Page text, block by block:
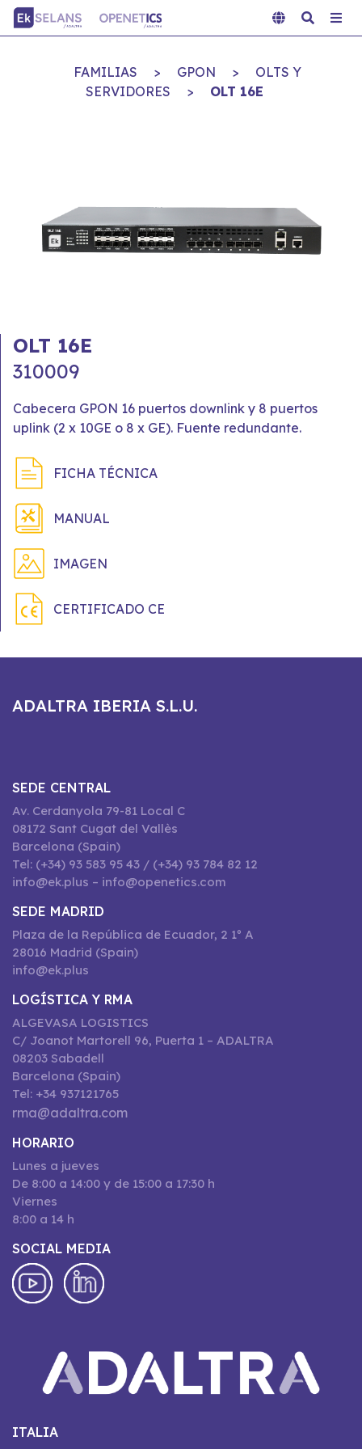
FAMILIAS > GPON >
OLTS Y
SERVIDORES
> OLT 16E
OLT 16E
310009
Cabecera GPON 16 puertos downlink y 8 puertos
uplink (2 x 10GE o 8 x GE). Fuente redundante.
FICHA TÉCNICA
MANUAL
IMAGEN
CERTIFICADO CE
ADALTRA IBERIA S.L.U.
SEDE CENTRAL
Av. Cerdanyola 79-81 Local C
08172 Sant Cugat del Vallès
Barcelona (Spain)
Tel: (+34) 93 583 95 43 / (+34) 93 784 82 12
info@ek.plus – info@openetics.com
SEDE MADRID
Plaza de la República de Ecuador, 2 1º A
28016 Madrid (Spain)
info@ek.plus
LOGÍSTICA Y RMA
ALGEVASA LOGISTICS
C/ Joanot Martorell 96, Puerta 1 – ADALTRA
08203 Sabadell
Barcelona (Spain)
Tel: +34 937121765
rma@adaltra.com
HORARIO
Lunes a jueves
De 8:00 a 14:00 y de 15:00 a 17:30 h
Viernes
8:00 a 14 h
SOCIAL MEDIA
ITALIA